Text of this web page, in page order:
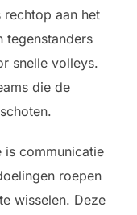
aan het
tegenstanders
snelle volleys.
die de
is communicatie
roepen
wisselen. Deze